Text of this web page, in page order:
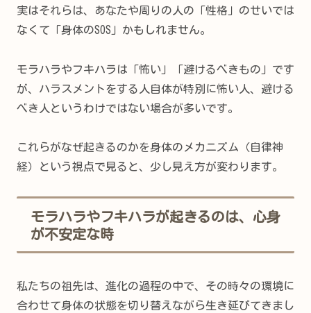
実はそれらは、あなたや周りの人の「性格」のせいでは
なくて「身体のSOS」かもしれません。
モラハラやフキハラは「怖い」「避けるべきもの」です
が、ハラスメントをする人自体が特別に怖い人、避ける
べき人というわけではない場合が多いです。
これらがなぜ起きるのかを身体のメカニズム（自律神
経）という視点で見ると、少し見え方が変わります。
モラハラやフキハラが起きるのは、心身
が不安定な時
私たちの祖先は、進化の過程の中で、その時々の環境に
合わせて身体の状態を切り替えながら生き延びてきまし